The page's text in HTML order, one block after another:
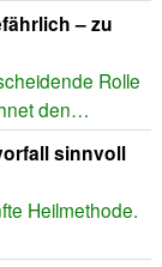
– zu
Rolle
den…
sinnvoll
Heilmethode.